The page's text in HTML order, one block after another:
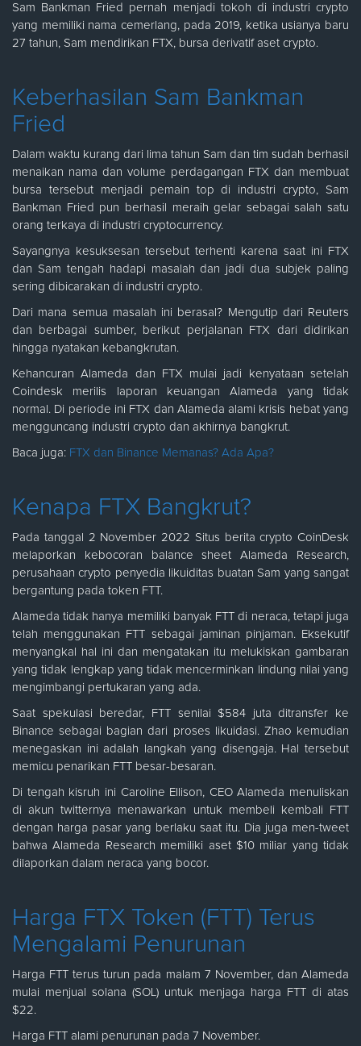
Sam Bankman Fried pernah menjadi tokoh di industri crypto
yang memiliki nama cemerlang, pada 2019, ketika usianya baru
27 tahun, Sam mendirikan FTX, bursa derivatif aset crypto.
Keberhasilan Sam Bankman
Fried
Dalam waktu kurang dari lima tahun Sam dan tim sudah berhasil
menaikan nama dan volume perdagangan FTX dan membuat
bursa tersebut menjadi pemain top di industri crypto, Sam
Bankman Fried pun berhasil meraih gelar sebagai salah satu
orang terkaya di industri cryptocurrency.
Sayangnya kesuksesan tersebut terhenti karena saat ini FTX
dan Sam tengah hadapi masalah dan jadi dua subjek paling
sering dibicarakan di industri crypto.
Dari mana semua masalah ini berasal? Mengutip dari Reuters
dan berbagai sumber, berikut perjalanan FTX dari didirikan
hingga nyatakan kebangkrutan.
Kehancuran Alameda dan FTX mulai jadi kenyataan setelah
Coindesk merilis laporan keuangan Alameda yang tidak
normal. Di periode ini FTX dan Alameda alami krisis hebat yang
mengguncang industri crypto dan akhirnya bangkrut.
Baca juga: FTX dan Binance Memanas? Ada Apa?
Kenapa FTX Bangkrut?
Pada tanggal 2 November 2022 Situs berita crypto CoinDesk
melaporkan kebocoran balance sheet Alameda Research,
perusahaan crypto penyedia likuiditas buatan Sam yang sangat
bergantung pada token FTT.
Alameda tidak hanya memiliki banyak FTT di neraca, tetapi juga
telah menggunakan FTT sebagai jaminan pinjaman. Eksekutif
menyangkal hal ini dan mengatakan itu melukiskan gambaran
yang tidak lengkap yang tidak mencerminkan lindung nilai yang
mengimbangi pertukaran yang ada.
Saat spekulasi beredar, FTT senilai $584 juta ditransfer ke
Binance sebagai bagian dari proses likuidasi. Zhao kemudian
menegaskan ini adalah langkah yang disengaja. Hal tersebut
memicu penarikan FTT besar-besaran.
Di tengah kisruh ini Caroline Ellison, CEO Alameda menuliskan
di akun twitternya menawarkan untuk membeli kembali FTT
dengan harga pasar yang berlaku saat itu. Dia juga men-tweet
bahwa Alameda Research memiliki aset $10 miliar yang tidak
dilaporkan dalam neraca yang bocor.
Harga FTX Token (FTT) Terus
Mengalami Penurunan
Harga FTT terus turun pada malam 7 November, dan Alameda
mulai menjual solana (SOL) untuk menjaga harga FTT di atas
$22.
Harga FTT alami penurunan pada 7 November.